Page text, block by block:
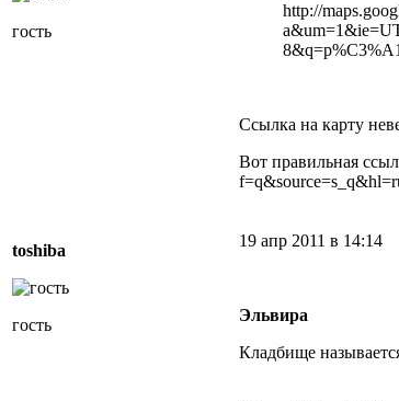
гость
http://
Ссылка на карту
Вот правильная
toshiba
гость
19 апр 2011 в 14:14
Эльвира
Кладбище